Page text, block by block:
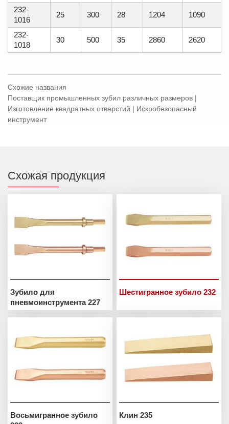
232-
1016
25 300 28 1204 1090
232-
1018
30 500 35 2860 2620
Схожие названия
Поставщик промышленных зубил различных размеров |
Изготовление квадратных отверстий | Искробезопасный
инструмент
Схожая продукция
Зубило для
пневмоинструмента 227
Шестигранное зубило 232
Восьмигранное зубило
Клин 235